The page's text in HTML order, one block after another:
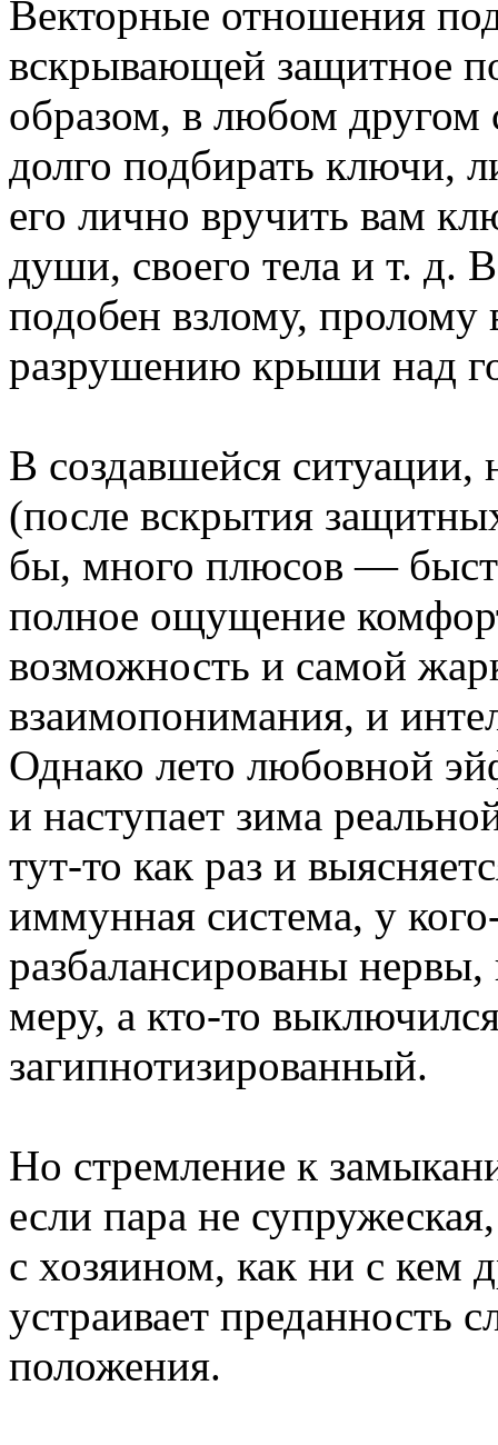
Векторные отношения
вскрывающей защитное
образом, в любом другом
долго подбирать ключи,
его лично вручить вам
души, своего тела и т. д.
подобен взлому, пролому
разрушению крыши над
В создавшейся ситуации,
(после вскрытия
бы, много плюсов —
полное ощущение
возможность и самой
взаимопонимания, и
Однако лето любовной
и наступает зима
тут-то как раз и
иммунная система, у
разбалансированы нервы,
меру, а кто-то
загипнотизированный.
Но стремление к
если пара не
с хозяином, как ни с кем
устраивает преданность
положения.